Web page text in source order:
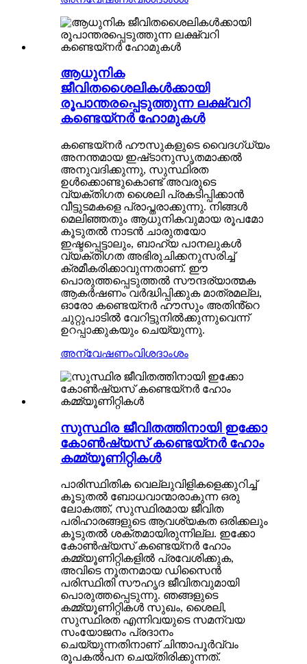
ആധുനിക
ജീവിതശൈലികൾക്കായി
രൂപാന്തരപ്പെടുത്തുന്ന ലക്ഷ്വറി
കണ്ടെയ്‌നർ ഹോമുകൾ
കണ്ടെയ്‌നർ ഹൗസുകളുടെ വൈദഗ്ധ്യം
അനന്തമായ ഇഷ്‌ടാനുസൃതമാക്കൽ
അനുവദിക്കുന്നു, സുസ്ഥിരത
ഉൾക്കൊണ്ടുകൊണ്ട് അവരുടെ
വ്യക്തിഗത ശൈലി പ്രകടിപ്പിക്കാൻ
വീട്ടുടമകളെ പ്രാപ്തരാക്കുന്നു. നിങ്ങൾ
മെലിഞ്ഞതും ആധുനികവുമായ രൂപമോ
കൂടുതൽ നാടൻ ചാരുതയോ
ഇഷ്ടപ്പെട്ടാലും, ബാഹ്യ പാനലുകൾ
വ്യക്തിഗത അഭിരുചിക്കനുസരിച്ച്
ക്രമീകരിക്കാവുന്നതാണ്. ഈ
പൊരുത്തപ്പെടുത്തൽ സൗന്ദര്യാത്മക
ആകർഷണം വർദ്ധിപ്പിക്കുക മാത്രമല്ല,
ഓരോ കണ്ടെയ്നർ ഹൗസും അതിൻ്റെ
ചുറ്റുപാടിൽ വേറിട്ടുനിൽക്കുന്നുവെന്ന്
ഉറപ്പാക്കുകയും ചെയ്യുന്നു.
അന്വേഷണംവിശദാംശം
സുസ്ഥിര ജീവിതത്തിനായി ഇക്കോ
കോൺഷ്യസ് കണ്ടെയ്‌നർ ഹോം
കമ്മ്യൂണിറ്റികൾ
പാരിസ്ഥിതിക വെല്ലുവിളികളെക്കുറിച്ച്
കൂടുതൽ ബോധവാന്മാരാകുന്ന ഒരു
ലോകത്ത്, സുസ്ഥിരമായ ജീവിത
പരിഹാരങ്ങളുടെ ആവശ്യകത ഒരിക്കലും
കൂടുതൽ ശക്തമായിരുന്നില്ല. ഇക്കോ
കോൺഷ്യസ് കണ്ടെയ്‌നർ ഹോം
കമ്മ്യൂണിറ്റികളിൽ പ്രവേശിക്കുക,
അവിടെ നൂതനമായ ഡിസൈൻ
പരിസ്ഥിതി സൗഹൃദ ജീവിതവുമായി
പൊരുത്തപ്പെടുന്നു. ഞങ്ങളുടെ
കമ്മ്യൂണിറ്റികൾ സുഖം, ശൈലി,
സുസ്ഥിരത എന്നിവയുടെ സമന്വയ
സംയോജനം പ്രദാനം
ചെയ്യുന്നതിനാണ് ചിന്താപൂർവ്വം
രൂപകൽപന ചെയ്തിരിക്കുന്നത്.